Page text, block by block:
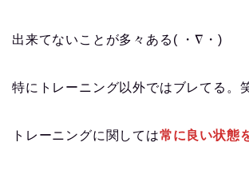
出来てないことが多々ある( ・∇・)
特にトレーニング以外ではブレてる。
トレーニングに関しては常に良い状態